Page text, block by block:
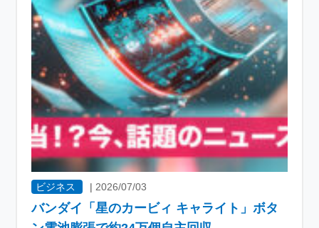
ビジネス | 2026/07/03
バンダイ「星のカービィ キャライト」ボタ